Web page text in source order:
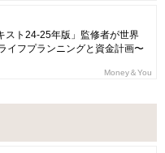
スト24-25年版」監修者が世界
イフプランニングと資金計画〜
Money＆You